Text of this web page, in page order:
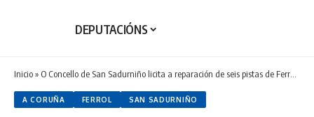
DEPUTACIÓNS
Inicio» O Concello de San Sadurniño licita a reparación de seis pistas de Ferreira, Naraío e Igrexafeita
A CORUÑA FERROL SAN SADURNIÑO